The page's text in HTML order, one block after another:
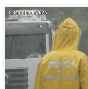
8 de julho de 2026